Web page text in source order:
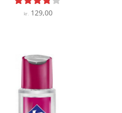
Vurderet
kr. 129,00